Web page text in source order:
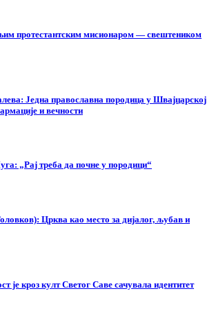
протестантским мисионаром — свештеником
Једна православна породица у Швајцарској
и вечности
„Рај треба да почне у породици“
Црква као место за дијалог, љубав и
је кроз култ Светог Саве сачувала идентитет